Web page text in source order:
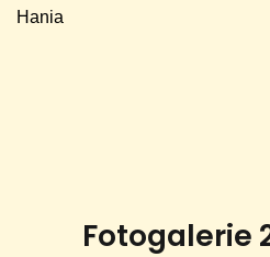
Hania
Fotogalerie